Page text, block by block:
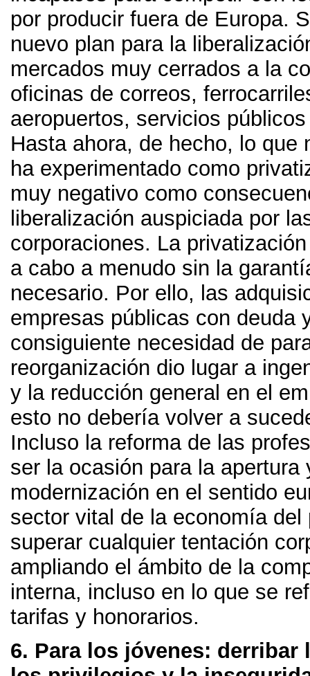
por producir fuera de Europa.
nuevo plan para la
mercados muy cerrados a la
oficinas de correos,
aeropuertos, servicios
Hasta ahora, de hecho, lo que
ha experimentado como
muy negativo como
liberalización auspiciada por
corporaciones. La
a cabo a menudo sin la
necesario. Por ello, las
empresas públicas con deuda
consiguiente necesidad de
reorganización dio lugar a
y la reducción general en el
esto no debería volver a
Incluso la reforma de las
ser la ocasión para la apertura
modernización en el sentido
sector vital de la economía del
superar cualquier tentación
ampliando el ámbito de la
interna, incluso en lo que se
tarifas y honorarios.
6. Para los jóvenes: derribar